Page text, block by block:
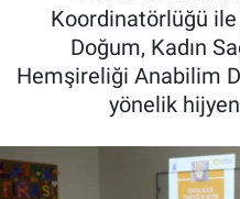
Koordinatörlüğü
Doğum, Kadın
Hemşireliği Anabilim
yönelik